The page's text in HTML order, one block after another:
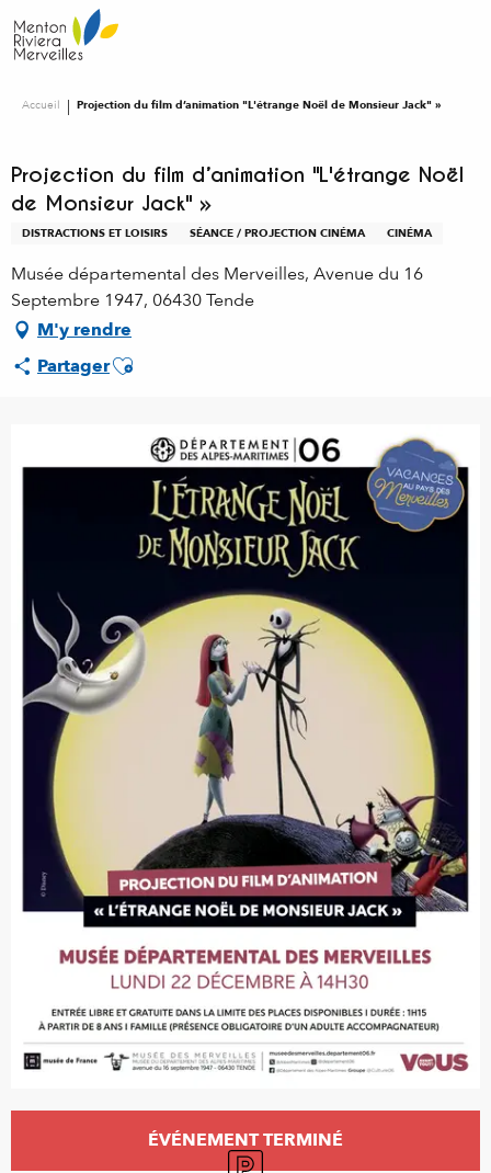
au
contenu
Accueil Projection du film d’animation "L'étrange Noël de Monsieur Jack" »
Projection du film d’animation "L'étrange Noël
de Monsieur Jack" »
DISTRACTIONS ET LOISIRS SÉANCE / PROJECTION CINÉMA CINÉMA
Musée départemental des Merveilles, Avenue du 16
Septembre 1947, 06430 Tende
M'y rendre
PartagerAjouter aux favoris
Ouverture et coordonnées
ÉVÉNEMENT TERMINÉ
Parking